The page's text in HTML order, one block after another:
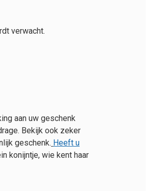
verwacht.
aan uw geschenk
Bekijk ook zeker
geschenk. Heeft u
konijntje, wie kent haar